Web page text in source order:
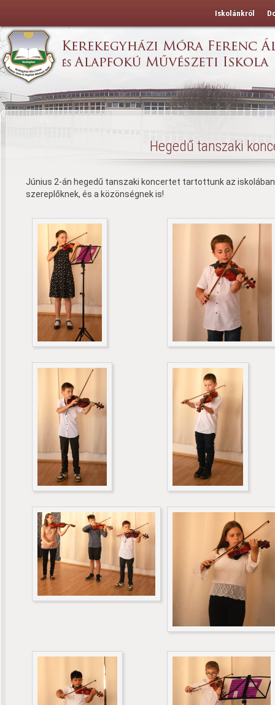
Iskolánkról
Hegedű tanszaki
Június 2-án hegedű tanszaki koncertet tartottunk az
szereplőknek, és a közönségnek is!